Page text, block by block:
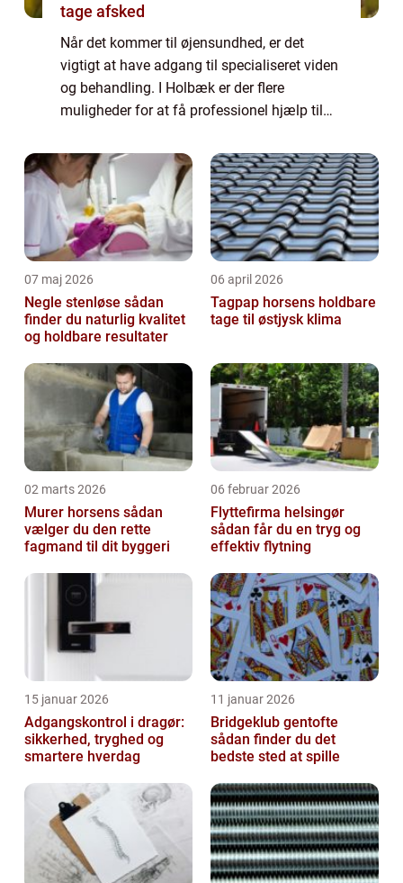
tage afsked
Når det kommer til øjensundhed, er det
vigtigt at have adgang til specialiseret viden
og behandling. I Holbæk er der flere
muligheder for at få professionel hjælp til
07 maj 2026
Negle stenløse sådan
finder du naturlig kvalitet
og holdbare resultater
06 april 2026
Tagpap horsens holdbare
tage til østjysk klima
02 marts 2026
Murer horsens sådan
vælger du den rette
fagmand til dit byggeri
06 februar 2026
Flyttefirma helsingør
sådan får du en tryg og
effektiv flytning
15 januar 2026
Adgangskontrol i dragør:
sikkerhed, tryghed og
smartere hverdag
11 januar 2026
Bridgeklub gentofte
sådan finder du det
bedste sted at spille